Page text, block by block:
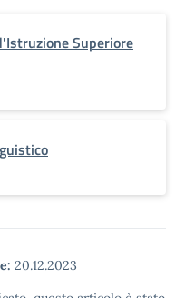
Superiore
20.12.2023